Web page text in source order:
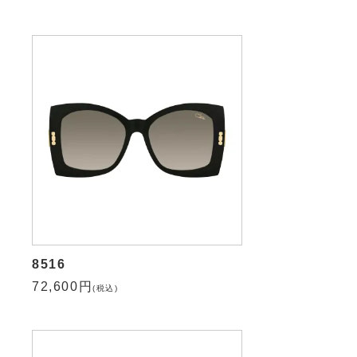
8516
72,600円(税込)